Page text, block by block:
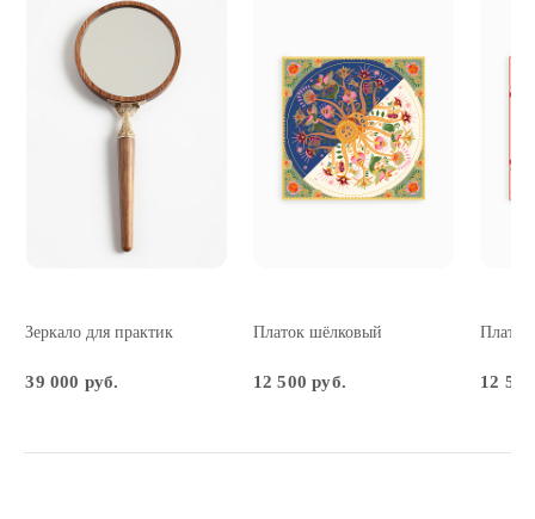
Зеркало для практик
39 000 руб.
Платок шёлковый
12 500 руб. 12